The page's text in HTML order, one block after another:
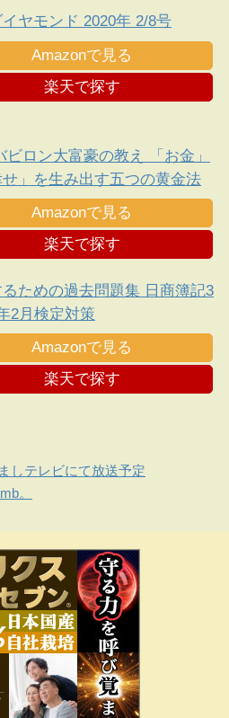
ヤモンド 2020年 2/8号
Amazonで見る
楽天で探す
ビロン大富豪の教え 「お金」
せ」を生み出す五つの黄金法
Amazonで見る
楽天で探す
ための過去問題集 日商簿記3
2月検定対策
Amazonで見る
楽天で探す
しテレビにて放送予定
。